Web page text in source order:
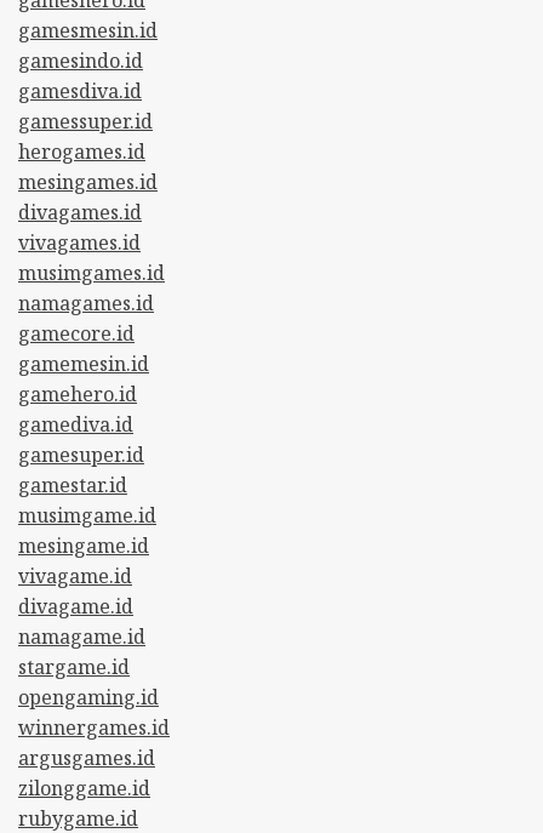
gamesmesin.id
gamesindo.id
gamesdiva.id
gamessuper.id
herogames.id
mesingames.id
divagames.id
vivagames.id
musimgames.id
namagames.id
gamecore.id
gamemesin.id
gamehero.id
gamediva.id
gamesuper.id
gamestar.id
musimgame.id
mesingame.id
vivagame.id
divagame.id
namagame.id
stargame.id
opengaming.id
winnergames.id
argusgames.id
zilonggame.id
rubygame.id